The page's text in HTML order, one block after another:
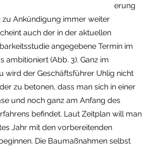
erung
Ankündigung immer weiter
auch der in der aktuellen
angegebene Termin im
ambitioniert (Abb. 3). Ganz im
wird der Geschäftsführer Uhlig nicht
zu betonen, dass man sich in einer
und noch ganz am Anfang des
befindet. Laut Zeitplan will man
Jahr mit den vorbereitenden
Die Baumaßnahmen selbst